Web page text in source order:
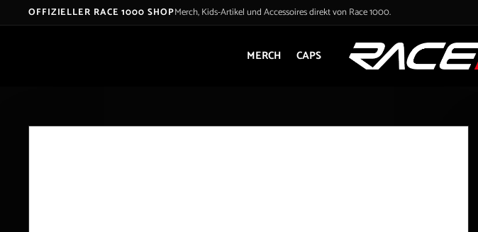
to
OFFIZIELLER RACE 1000 SHOPMerch, Kids-Artikel und Accessoires direkt von Race 1000.
MERCH CAPS